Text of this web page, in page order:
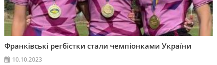
Франківські регбістки стали чемпіонками України
10.10.2023